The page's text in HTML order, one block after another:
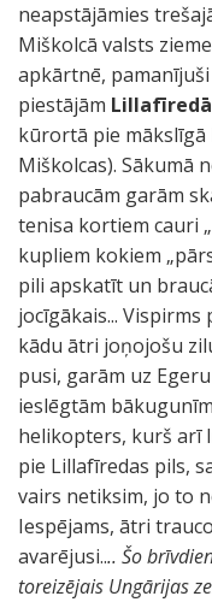
neapstājāmies
Miškolcā valsts
apkārtnē,
piestājām Lillafīredā
kūrortā pie mākslīgā
Miškolcas). Sākumā
pabraucām garām
tenisa kortiem cauri
kupliem kokiem
pili apskatīt un
jocīgākais...
kādu ātri joņojošu
pusi, garām uz
ieslēgtām
helikopters, kurš arī
pie Lillafīredas pils,
vairs netiksim, jo to
Iespējams, ātri
avarējusi.... Šo
toreizējais Ungārijas